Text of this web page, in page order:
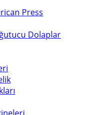
Press
Dolaplar